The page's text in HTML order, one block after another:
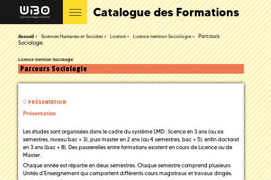
Catalogue des Formations
Accueil Sciences Humaines et Sociales Licence Licence mention Sociologie
Parcours
Sociologie
Licence mention Sociologie
Parcours Sociologie
PRÉSENTATION
Présentation
Les études sont organisées dans le cadre du système LMD : licence en 3 ans (ou six
semestres, niveau bac + 3), puis master en 2 ans (ou 4 semestres, bac + 5), enfin doctorat
en 3 ans (bac + 8). Des passerelles entre formations existent en cours de Licence ou de
Master.
Chaque année est répartie en deux semestres. Chaque semestre comprend plusieurs
Unités d'Enseignement qui comportent différents cours magistraux et travaux dirigés.